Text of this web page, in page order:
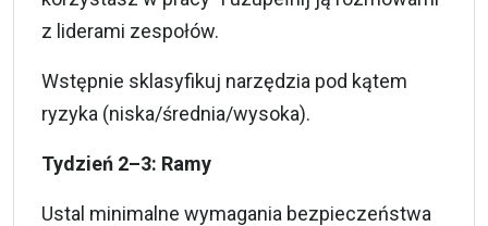
z liderami zespołów.
Wstępnie sklasyfikuj narzędzia pod kątem
ryzyka (niska/średnia/wysoka).
Tydzień 2–3: Ramy
Ustal minimalne wymagania bezpieczeństwa